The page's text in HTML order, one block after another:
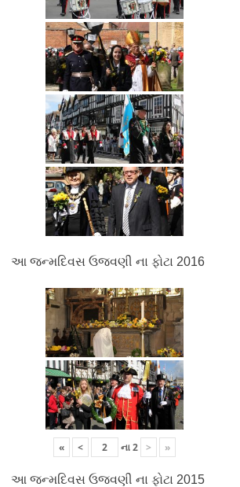
આ જન્મદિવસ ઉજવણી ના ફોટા 2016
« < ના2 > »
આ જન્મદિવસ ઉજવણી ના ફોટા 2015